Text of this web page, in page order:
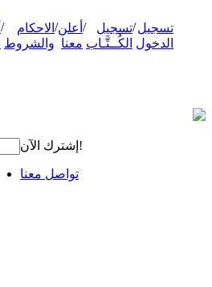
تسجيل
الدخول
/تسجيل
الكُــتَّـاب
/ أعلن
معنا
/ الاحكام
والشروط
/
إشترك الآن!
تواصل معنا